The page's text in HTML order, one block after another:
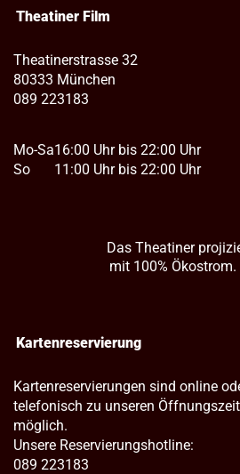
Theatiner Film
Theatinerstrasse 32
80333 München
089 223183
Mo-Sa
So
16:00 Uhr bis 22:00 Uhr
11:00 Uhr bis 22:00 Uhr
Das Theatiner
mit 100% Ökostrom.
Kartenreservierung
Kartenreservierungen sind online
telefonisch zu unseren
möglich.
Unsere Reservierungshotline:
089 223183